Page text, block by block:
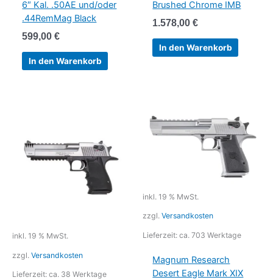
6″ Kal. .50AE und/oder
.44RemMag Black
599,00€
In den Warenkorb
Brushed Chrome IMB
1.578,00€
In den Warenkorb
inkl. 19 % MwSt.
zzgl. Versandkosten
Lieferzeit: ca. 38 Werktage
inkl. 19 % MwSt.
zzgl. Versandkosten
Lieferzeit: ca. 703 Werktage
Magnum Research
Desert Eagle Mark XIX